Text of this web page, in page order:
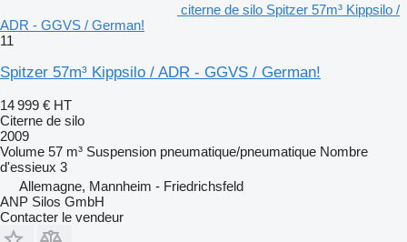
citerne de silo Spitzer 57m³ Kippsilo /
ADR - GGVS / German!
11
Spitzer 57m³ Kippsilo / ADR - GGVS / German!
14 999 € HT
Citerne de silo
2009
Volume 57 m³ Suspension pneumatique/pneumatique Nombre
d'essieux 3
Allemagne, Mannheim - Friedrichsfeld
ANP Silos GmbH
Contacter le vendeur